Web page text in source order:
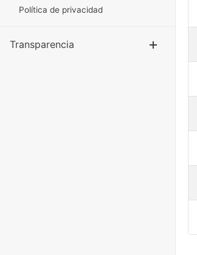
Política de privacidad
Transparencia